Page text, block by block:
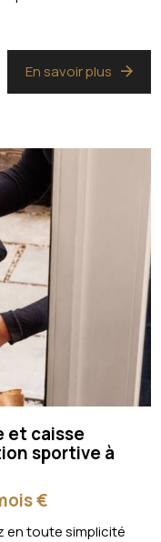
En savoir plus
et caisse
sportive à
€
en toute simplicité